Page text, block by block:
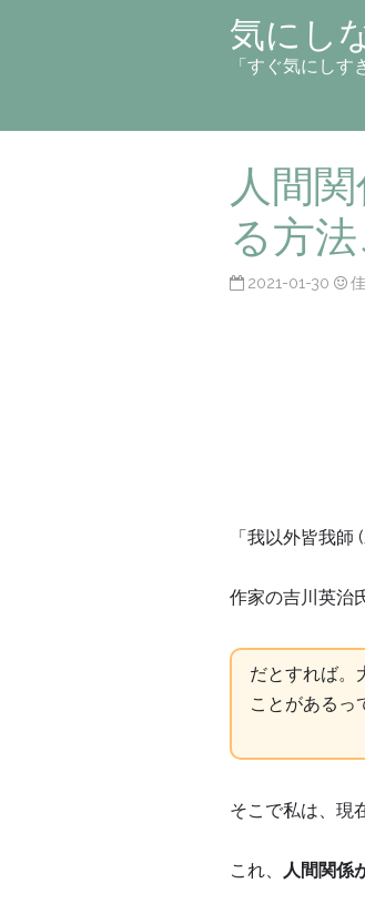
気にし
「すぐ気にし
人間
る方法
2021-01-30
「我以外皆我
作家の吉川英治
だとすれば。
ことがあるっ
そこで私は、現
これ、 人間関係